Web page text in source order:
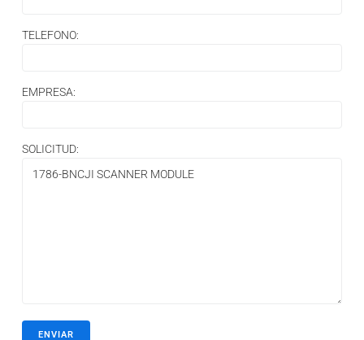
TELEFONO:
EMPRESA:
SOLICITUD: